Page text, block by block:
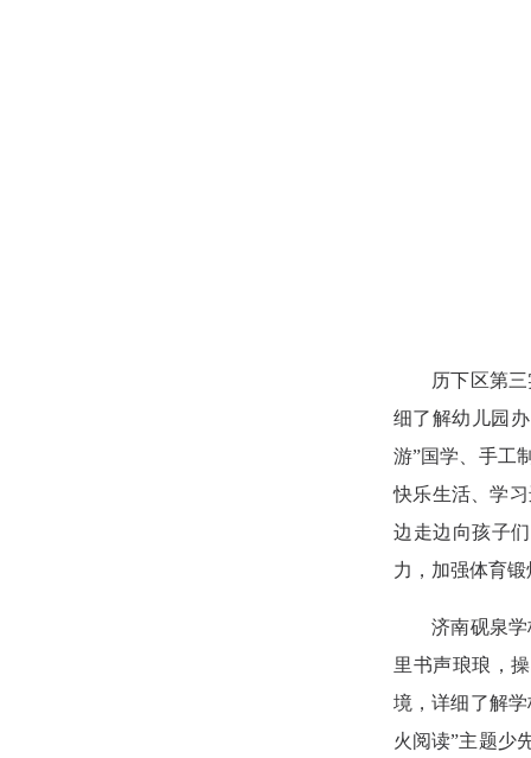
历下区第
细了解幼儿园
游”国学、手工
快乐生活、学
边走边向孩子
力，加强体育
济南砚泉
里书声琅琅，
境，详细了解
火阅读”主题少